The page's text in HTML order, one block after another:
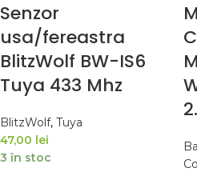
Senzor
usa/fereastra
BlitzWolf BW-IS6
Tuya 433 Mhz
BlitzWolf, Tuya
47,00 lei
3 în stoc